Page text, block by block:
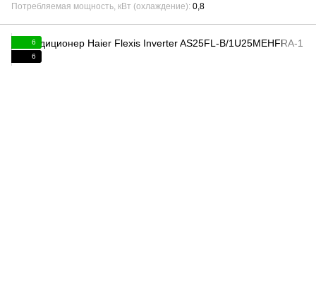
Потребляемая мощность, кВт (охлаждение) 0,8
6
6